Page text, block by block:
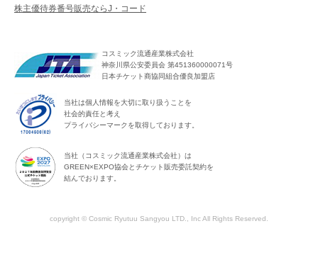
株主優待券番号販売ならJ・コード
コスミック流通産業株式会社
神奈川県公安委員会 第451360000071号
日本チケット商協同組合優良加盟店
当社は個人情報を大切に取り扱うことを
社会的責任と考え
プライバシーマークを取得しております。
当社（コスミック流通産業株式会社）は
GREEN×EXPO協会とチケット販売委託契約を
結んでおります。
copyright © Cosmic Ryutuu Sangyou LTD., Inc All Rights Reserved.